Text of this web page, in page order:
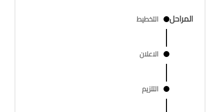
المراحل التخطيط
الاعلان
التلزيم